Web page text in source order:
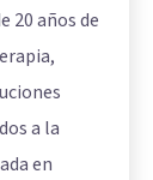
20 años de
a la
en